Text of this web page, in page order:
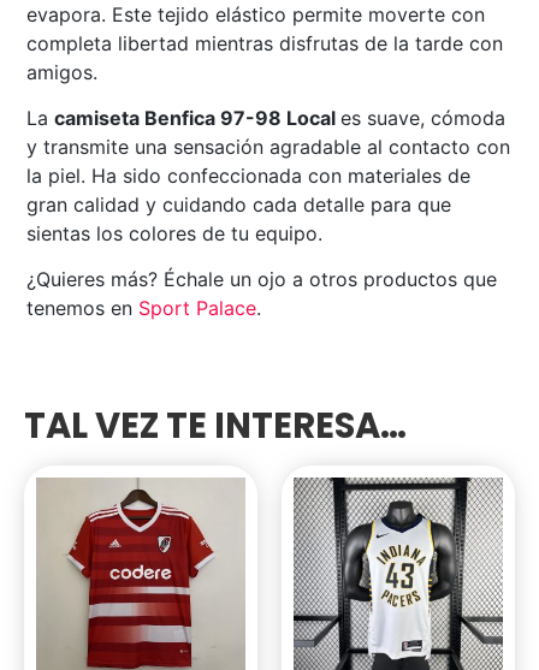
evapora. Este tejido elástico permite moverte con
completa libertad mientras disfrutas de la tarde con
amigos.
Lacamiseta Benfica 97-98 Local es suave, cómoda
y transmite una sensación agradable al contacto con
la piel. Ha sido confeccionada con materiales de
gran calidad y cuidando cada detalle para que
sientas los colores de tu equipo.
¿Quieres más? Échale un ojo a otros productos que
tenemos en Sport Palace.
TAL VEZ TE INTERESA…